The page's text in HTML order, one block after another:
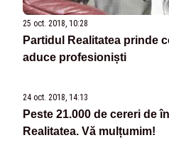
25 oct. 2018, 10:28
Partidul Realitatea prinde
aduce profesioniști
24 oct. 2018, 14:13
Peste 21.000 de cereri de
Realitatea. Vă mulțumim!